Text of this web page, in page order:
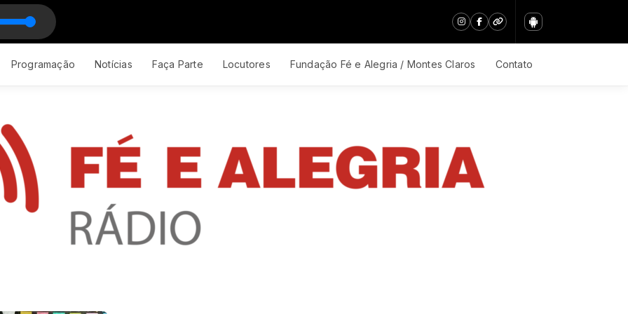
Programação Notícias Faça Parte Locutores Fundação Fé e Alegria / Montes Claros Contato